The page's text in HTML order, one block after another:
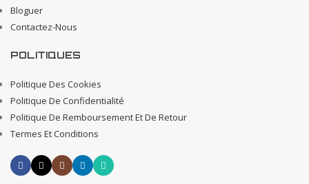
Bloguer
Contactez-Nous
POLITIQUES
Politique Des Cookies
Politique De Confidentialité
Politique De Remboursement Et De Retour
Termes Et Conditions